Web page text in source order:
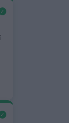
✓
✓